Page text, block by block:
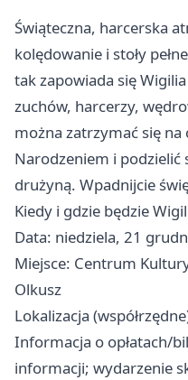
Świąteczna, harcerska
kolędowanie i stoły
tak zapowiada się
zuchów, harcerzy,
można zatrzymać się
Narodzeniem i podzielić
drużyną. Wpadnijcie
Kiedy i gdzie będzie
Data: niedziela, 21
Miejsce: Centrum
Olkusz
Lokalizacja
Informacja o opłatach/
informacji; wydarzenie